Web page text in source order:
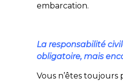
embarcation.
La responsabilité
obligatoire, mais
Vous n’êtes toujours